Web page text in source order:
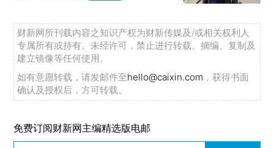
财新网所刊载内容之知识产权为财新传媒及/或相关权利人
专属所有或持有。未经许可，禁止进行转载、摘编、复制及
建立镜像等任何使用。
如有意愿转载，请发邮件至hello@caixin.com ，获得书面
确认及授权后，方可转载。
免费订阅财新网主编精选版电邮